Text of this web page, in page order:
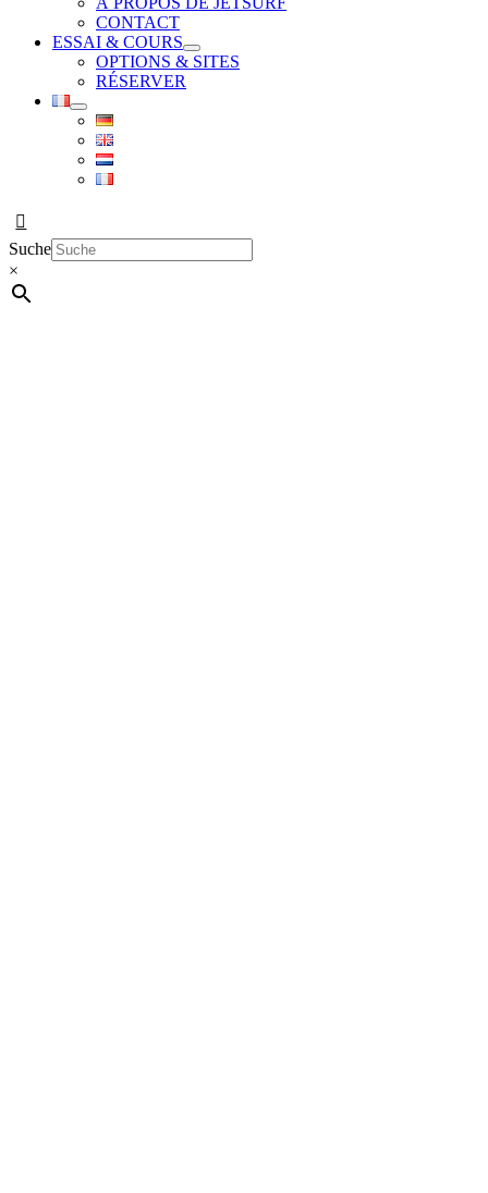
CONTACT
ESSAI & COURS
OPTIONS & SITES
RÉSERVER
Suche
×